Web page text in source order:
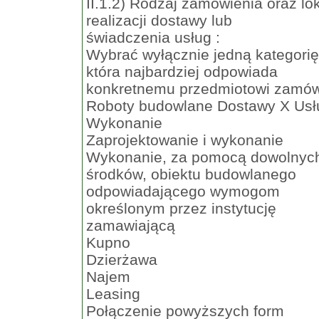
II.1.2) Rodzaj zamówienia oraz
realizacji dostawy lub
świadczenia usług :
Wybrać wyłącznie jedną
która najbardziej odpowiada
konkretnemu przedmiotowi
Roboty budowlane Dostawy X
Wykonanie
Zaprojektowanie i wykonanie
Wykonanie, za pomocą
środków, obiektu budowlanego
odpowiadającego wymogom
określonym przez instytucję
zamawiającą
Kupno
Dzierżawa
Najem
Leasing
Połączenie powyższych form